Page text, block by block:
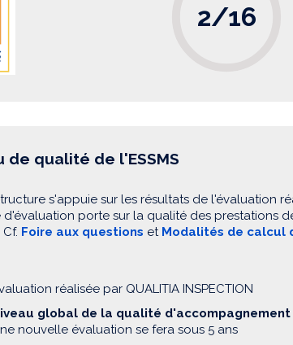
2/16
de qualité de l'ESSMS
s'appuie sur les résultats de l'évaluation
porte sur la qualité des prestations
Foire aux questions et Modalités de calcul
réalisée par QUALITIA INSPECTION
global de la qualité
nouvelle évaluation se fera sous 5 ans